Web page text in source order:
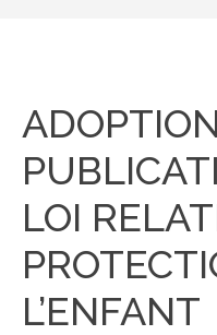
LOI
L’ENFANT